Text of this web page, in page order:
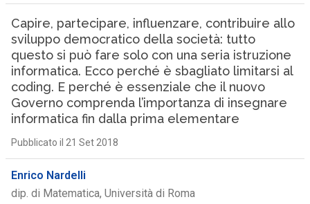
Capire, partecipare, influenzare, contribuire allo
sviluppo democratico della società: tutto
questo si può fare solo con una seria istruzione
informatica. Ecco perché è sbagliato limitarsi al
coding. E perché è essenziale che il nuovo
Governo comprenda l’importanza di insegnare
informatica fin dalla prima elementare
Pubblicato il 21 Set 2018
Enrico Nardelli
dip. di Matematica, Università di Roma